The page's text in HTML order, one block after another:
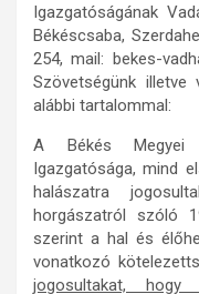
Igazgatóságának
Békéscsaba,
254, mail: bekes-
Szövetségünk illetve
alábbi tartalommal:
A Békés Megyei
Igazgatósága, mind
halászatra
horgászatról szóló
szerint a hal és
vonatkozó
jogosultakat,